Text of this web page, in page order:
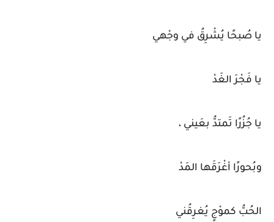
يا صُبحًا يُشْرِقُ في وجْهي
يا فَجْرَ الغَدْ
يا جُزُرًا تَمتدُّ بعَيني ،
وبُحورًا أغْرَقَها المَدْ
الحُبُّ كموْجٍ يُغرِقُني